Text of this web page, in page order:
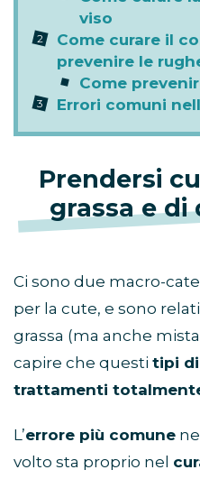
viso
Come curare il
prevenire le
Come
Errori comuni
Prendersi
grassa e di
Ci sono due macro-
per la cute, e sono
grassa (ma anche
capire che questi tipi
trattamenti
L’errore più comune
volto sta proprio nel